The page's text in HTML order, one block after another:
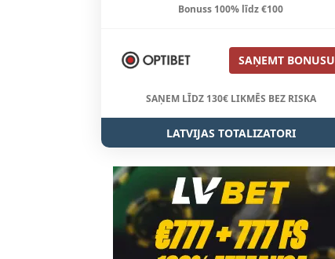
Bonuss 100% līdz €100
SAŅEMT BONUSU
SAŅEM LĪDZ 130€ LIKMĒS BEZ RISKA
LATVIJAS TOTALIZATORI